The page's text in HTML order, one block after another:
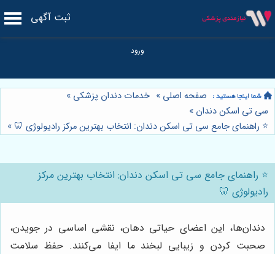
ثبت آگهی
صفحه اصلی » خدمات دندان پزشکی »
سی تی اسکن دندان »
⭐️ راهنمای جامع سی تی اسکن دندان: انتخاب بهترین مرکز رادیولوژی 🦷 »
⭐️ راهنمای جامع سی تی اسکن دندان: انتخاب بهترین مرکز
رادیولوژی 🦷
دندان‌ها، این اعضای حیاتی دهان، نقشی اساسی در جویدن،
صحبت کردن و زیبایی لبخند ما ایفا می‌کنند. حفظ سلامت